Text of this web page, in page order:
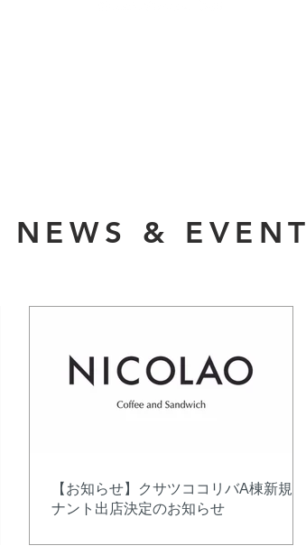
NEWS & EVENT
【お知らせ】クサツココリバA棟新規テ
ナント出店決定のお知らせ